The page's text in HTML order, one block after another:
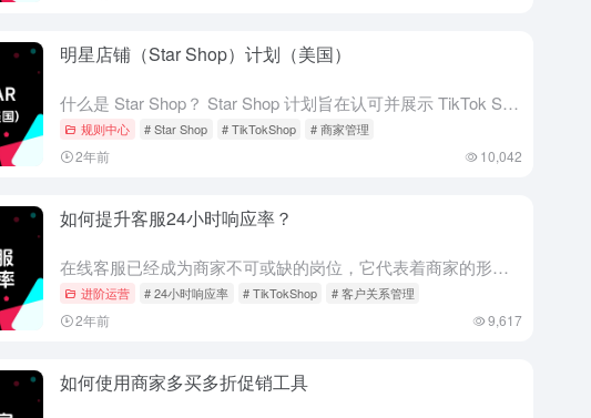
明星店铺（Star Shop）计划（美国）
什么是 Star Shop？ Star Shop 计划旨在认可并展示 TikTok Shop 上表现出色的卖家。成为 Star Shop 卖家后，卖家会收到 Star Shop 徽章，买家能在卖家店铺...
规则中心 # Star Shop # TikTokShop # 商家管理
2年前 10,042
如何提升客服24小时响应率？
在线客服已经成为商家不可或缺的岗位，它代表着商家的形象和服务水平。在线客服在售前、售中、售后的服务中都起着至关重要的作用，直接影响客户的购买意向和使用体验，因此提高在线客服的工作效率非常重要。 本文旨...
进阶运营 # 24小时响应率 # TikTokShop # 客户关系管理
2年前 9,617
如何使用商家多买多折促销工具